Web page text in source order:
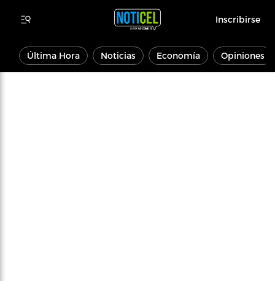
Inscribirse
Última Hora Noticias Economía Opiniones